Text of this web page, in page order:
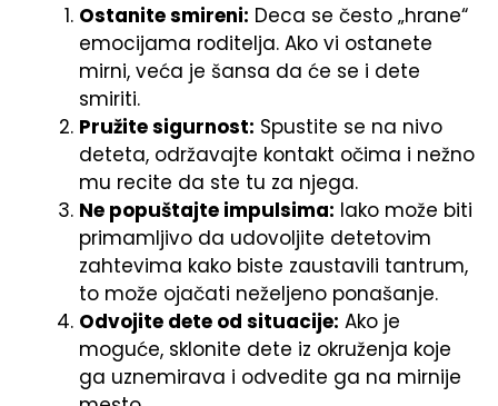
Ostanite smireni: Deca se često „hrane“
emocijama roditelja. Ako vi ostanete
mirni, veća je šansa da će se i dete
smiriti.
Pružite sigurnost: Spustite se na nivo
deteta, održavajte kontakt očima i nežno
mu recite da ste tu za njega.
Ne popuštajte impulsima: Iako može biti
primamljivo da udovoljite detetovim
zahtevima kako biste zaustavili tantrum,
to može ojačati neželjeno ponašanje.
Odvojite dete od situacije: Ako je
moguće, sklonite dete iz okruženja koje
ga uznemirava i odvedite ga na mirnije